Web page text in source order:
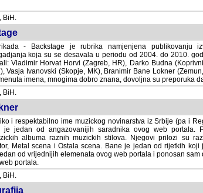
- Backstage je rubrika namjenjena publikovanju
koja su se desavala u periodu od 2004. do 2010.
Vladimir Horvat Horvi (Zagreb, HR), Darko Budna
Vasja Ivanovski (Skopje, MK), Branimir Bane Lokner
imena, mnogima dobro znana, dovoljna su preporuka
i respektabilno ime muzickog novinarstva iz Srbije (pa i
je jedan od angazovanijih saradnika ovog web portala. Pisao
raznih muzickih stilova. Njegovi prilozi su razvrstani
i Ostala scena. Bane je jedan od rijetkih koji je na ovom
elemenata ovog web portala i ponosan sam da je svoje